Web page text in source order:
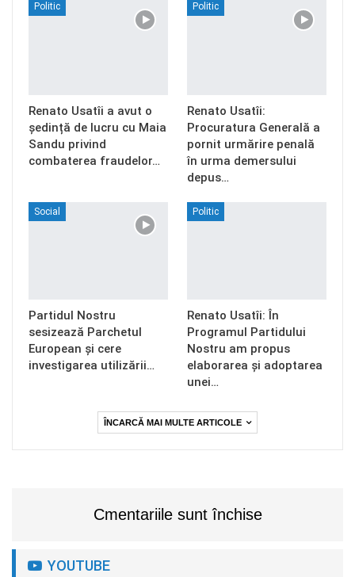
Politic
Renato Usatîi a avut o
ședință de lucru cu Maia
Sandu privind
combaterea fraudelor…
Politic
Renato Usatîi:
Procuratura Generală a
pornit urmărire penală
în urma demersului
depus…
Social
Partidul Nostru
sesizează Parchetul
European și cere
investigarea utilizării…
Politic
Renato Usatîi: În
Programul Partidului
Nostru am propus
elaborarea și adoptarea
unei…
ÎNCARCĂ MAI MULTE ARTICOLE
Cmentariile sunt închise
YOUTUBE